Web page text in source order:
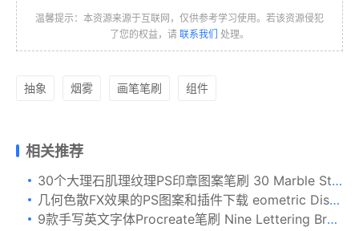
温馨提示：本资源来源于互联网，仅供参考学习使用。若该资源侵犯
了您的权益，请 联系我们 处理。
抽象 烟雾 画笔笔刷 组件
相关推荐
30个大理石肌理纹理PS印章图案笔刷 30 Marble Stone Photoshop Stamp Brushes
几何色散FX效果的PS图案和插件下载 eometric Dispersion FX Photoshop Actions [pat,jsx]
9款手写英文字体Procreate笔刷 Nine Lettering Brushes for Procreate